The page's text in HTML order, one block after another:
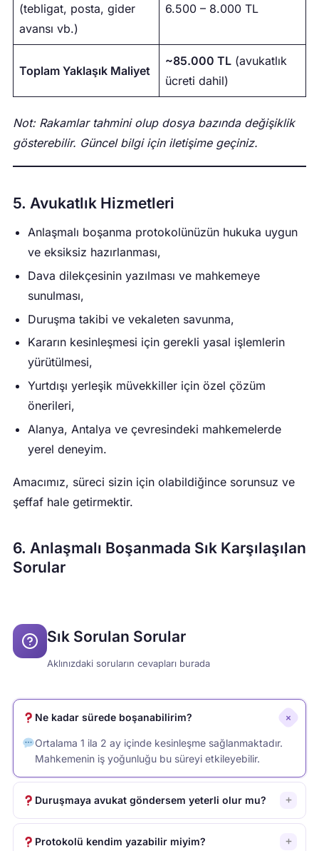
(tebligat, posta, gider
avansı vb.)
6.500 – 8.000 TL
Toplam Yaklaşık Maliyet
~85.000 TL (avukatlık
ücreti dahil)
Not: Rakamlar tahmini olup dosya bazında değişiklik
gösterebilir. Güncel bilgi için iletişime geçiniz.
5. Avukatlık Hizmetleri
Anlaşmalı boşanma protokolünüzün hukuka uygun
ve eksiksiz hazırlanması,
Dava dilekçesinin yazılması ve mahkemeye
sunulması,
Duruşma takibi ve vekaleten savunma,
Kararın kesinleşmesi için gerekli yasal işlemlerin
yürütülmesi,
Yurtdışı yerleşik müvekkiller için özel çözüm
önerileri,
Alanya, Antalya ve çevresindeki mahkemelerde
yerel deneyim.
Amacımız, süreci sizin için olabildiğince sorunsuz ve
şeffaf hale getirmektir.
6. Anlaşmalı Boşanmada Sık Karşılaşılan
Sorular
Sık Sorulan Sorular
Aklınızdaki soruların cevapları burada
Ne kadar sürede boşanabilirim?
Ortalama 1 ila 2 ay içinde kesinleşme sağlanmaktadır.
Mahkemenin iş yoğunluğu bu süreyi etkileyebilir.
Duruşmaya avukat göndersem yeterli olur mu?
Anlaşmalı boşanmada tarafların bizzat duruşmada
olması zorunludur. Avukat da hazır bulunabilir ama
Protokolü kendim yazabilir miyim?